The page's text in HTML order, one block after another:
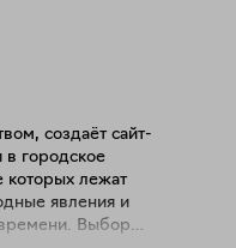
создаёт сайт-
в городское
которых лежат
явления и
Выбор